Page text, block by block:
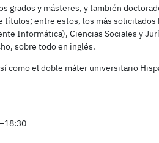
grados y másteres, y también
títulos; entre estos, los más solicitados
Informática), Ciencias Sociales y
sobre todo en inglés.
como el doble máter universitario